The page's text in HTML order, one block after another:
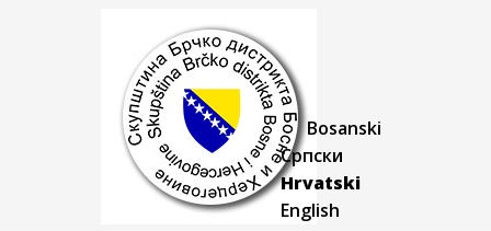
Bosanski
Српски
Hrvatski
English